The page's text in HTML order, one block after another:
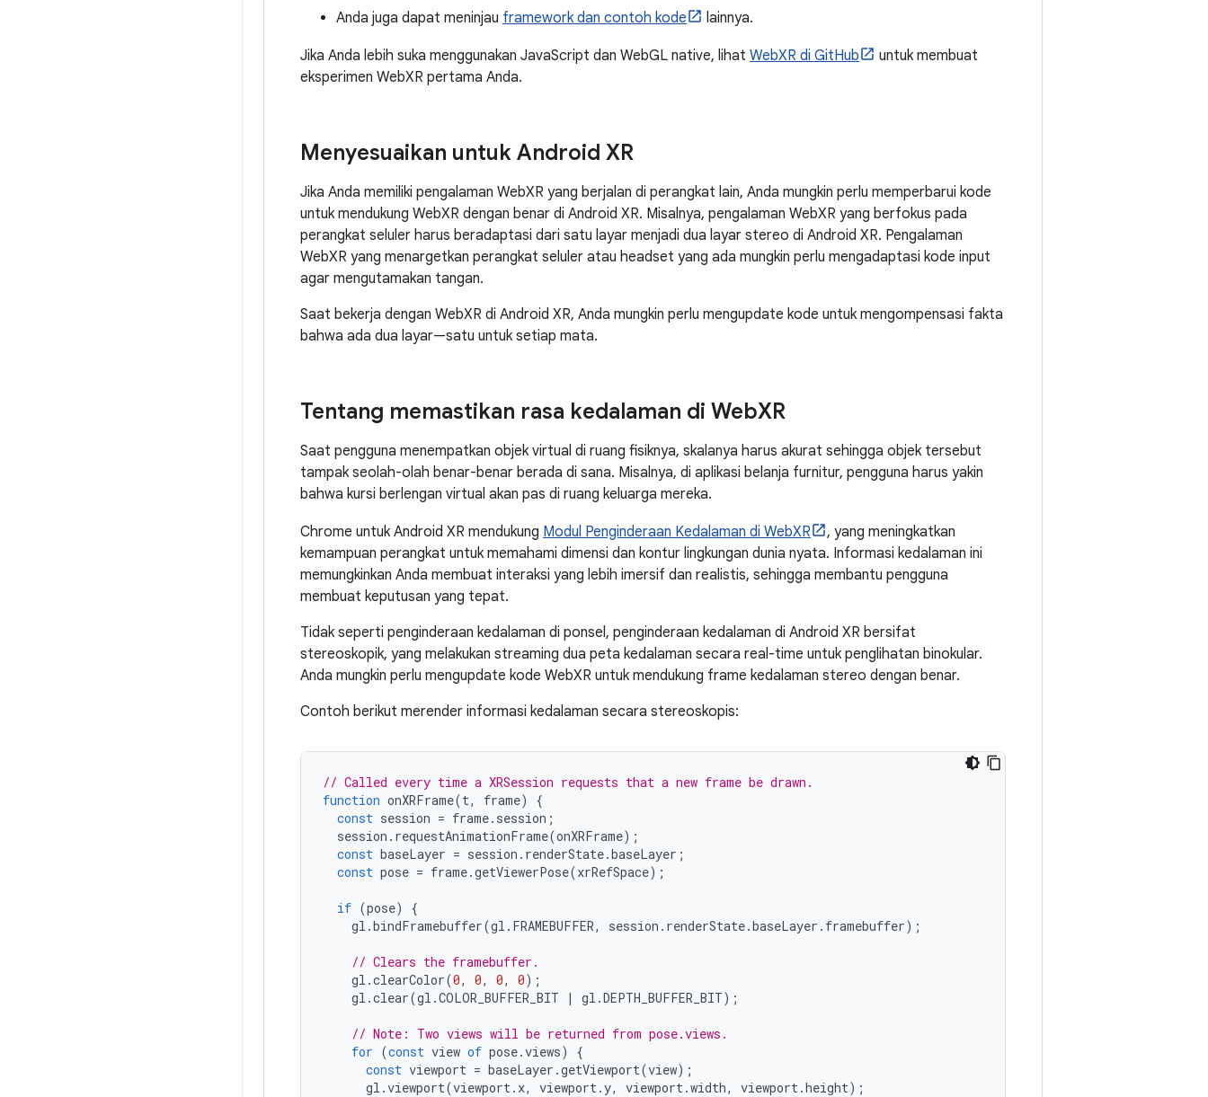
Anda juga dapat meninjau framework dan contoh kode lainnya.
Jika Anda lebih suka menggunakan JavaScript dan WebGL native, lihat WebXR di GitHub
untuk membuat
eksperimen WebXR pertama Anda.
Menyesuaikan untuk Android XR
Jika Anda memiliki pengalaman WebXR yang berjalan di perangkat lain, Anda mungkin perlu memperbarui kode
untuk mendukung WebXR dengan benar di Android XR. Misalnya, pengalaman WebXR yang berfokus pada
perangkat seluler harus beradaptasi dari satu layar menjadi dua layar stereo di Android XR. Pengalaman
WebXR yang menargetkan perangkat seluler atau headset yang ada mungkin perlu mengadaptasi kode input
agar mengutamakan tangan.
Saat bekerja dengan WebXR di Android XR, Anda mungkin perlu mengupdate kode untuk mengompensasi fakta
bahwa ada dua layar—satu untuk setiap mata.
Tentang memastikan rasa kedalaman di WebXR
Saat pengguna menempatkan objek virtual di ruang fisiknya, skalanya harus akurat sehingga objek tersebut
tampak seolah-olah benar-benar berada di sana. Misalnya, di aplikasi belanja furnitur, pengguna harus yakin
bahwa kursi berlengan virtual akan pas di ruang keluarga mereka.
Chrome untuk Android XR mendukung Modul Penginderaan Kedalaman di WebXR
, yang meningkatkan
kemampuan perangkat untuk memahami dimensi dan kontur lingkungan dunia nyata. Informasi kedalaman ini
memungkinkan Anda membuat interaksi yang lebih imersif dan realistis, sehingga membantu pengguna
membuat keputusan yang tepat.
Tidak seperti penginderaan kedalaman di ponsel, penginderaan kedalaman di Android XR bersifat
stereoskopik, yang melakukan streaming dua peta kedalaman secara real-time untuk penglihatan binokular.
Anda mungkin perlu mengupdate kode WebXR untuk mendukung frame kedalaman stereo dengan benar.
Contoh berikut merender informasi kedalaman secara stereoskopis:
// Called every time a XRSession requests that a new frame be drawn.
function onXRFrame(t, frame)
{
const session = frame. session ;
session . requestAnimationFrame(onXRFrame);
const baseLayer = session . renderState.baseLayer ;
const pose = frame.getViewerPose(xrRefSpace);
if (pose)
{
gl .bindFramebuffer(gl . FRAMEBUFFER, session . renderState.baseLayer . framebuffer);
// Clears the framebuffer.
gl .clearColor(0, 0, 0, 0);
gl .clear(gl .COLOR_BUFFER_BIT | gl .DEPTH_BUFFER_BIT);
// Note: Two views will be returned from pose.views.
for (const view of pose.views)
{
const viewport = baseLayer .getViewport(view);
gl .viewport(viewport. x, viewport.y, viewport.width, viewport.height);